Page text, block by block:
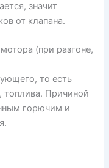
значит
от клапана.
(при разгоне,
то есть
Причиной
горючим и